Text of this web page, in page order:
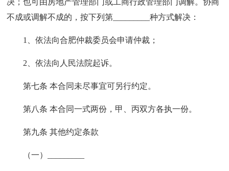
决；也可由房地产管理部门或工商行政管理部门调解。协商
不成或调解不成的，按下列第_________种方式解决：
1、依法向合肥仲裁委员会申请仲裁；
2、依法向人民法院起诉。
第七条 本合同未尽事宜可另行约定。
第八条 本合同一式两份，甲、丙双方各执一份。
第九条 其他约定条款
（一）_________